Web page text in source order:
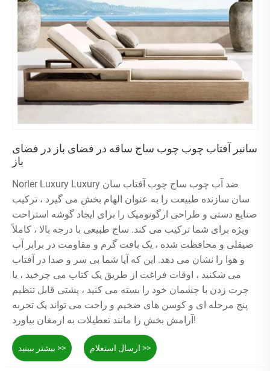
سانبر آفتاب چوب چوب ساج ساقه در فضای باز در فضای
باز
Norler Luxury Luxury ضد آب چوب ساج چوب آفتاب سان
سان سازنده طبیعت را به عنوان الهام بخش می گیرد ، ترکیب
صنایع دستی و طراحی ارگونومیک را برای ایجاد گوشه استراحت
ویژه برای شما ترکیب می کند. ساج طبیعی با درجه بالا ، کاملاً
صیقلی و محافظت شده ، یک بافت گرم و مقاومت در برابر آب
و هوا را نشان می دهد. این که آیا شما بی سر و صدا در آفتاب
می شکنید ، اوقات فراغت از طریق یک کتاب می چرخید ، یا
چرت زدن با چشمان خود را بسته می کنید ، پشتی قابل تنظیم
پنج مرحله ای و کوسن های ضخیم و راحت می تواند یک تجربه
آرامش بخش را مانند تعطیلات به ارمغان بیاورد!
بیشتر ببینید >> ارسال استعلام >>